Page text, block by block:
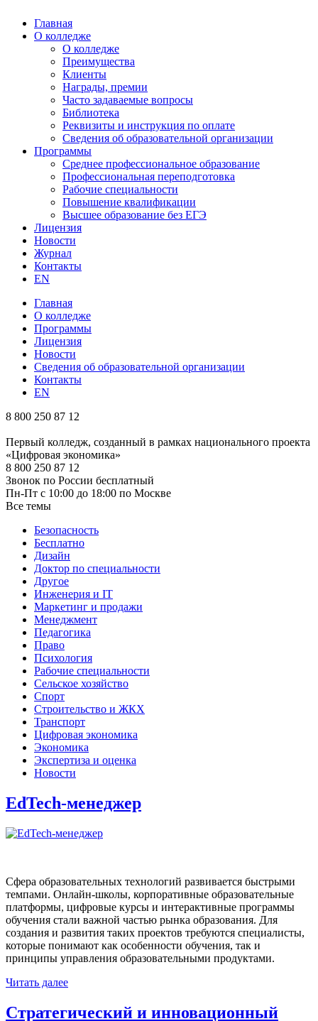
Главная
О колледже
О колледже
Преимущества
Клиенты
Награды, премии
Часто задаваемые вопросы
Библиотека
Реквизиты и инструкция по оплате
Сведения об образовательной организации
Программы
Среднее профессиональное образование
Профессиональная переподготовка
Рабочие специальности
Повышение квалификации
Высшее образование без ЕГЭ
Лицензия
Новости
Журнал
Контакты
EN
Главная
О колледже
Программы
Лицензия
Новости
Сведения об образовательной организации
Контакты
EN
8 800 250 87 12
Первый колледж, созданный в рамках национального проекта
«Цифровая экономика»
8 800 250 87 12
Звонок по России бесплатный
Пн-Пт с 10:00 до 18:00 по Москве
Все темы
Безопасность
Бесплатно
Дизайн
Доктор по специальности
Другое
Инженерия и IT
Маркетинг и продажи
Менеджмент
Педагогика
Право
Психология
Рабочие специальности
Сельское хозяйство
Спорт
Строительство и ЖКХ
Транспорт
Цифровая экономика
Экономика
Экспертиза и оценка
Новости
EdTech-менеджер
Сфера образовательных технологий развивается быстрыми
темпами. Онлайн-школы, корпоративные образовательные
платформы, цифровые курсы и интерактивные программы
обучения стали важной частью рынка образования. Для
создания и развития таких проектов требуются специалисты,
которые понимают как особенности обучения, так и
принципы управления образовательными продуктами.
Читать далее
Стратегический и инновационный